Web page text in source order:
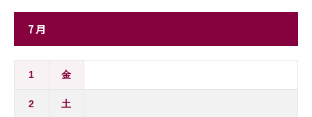
7月
1 金
2 土